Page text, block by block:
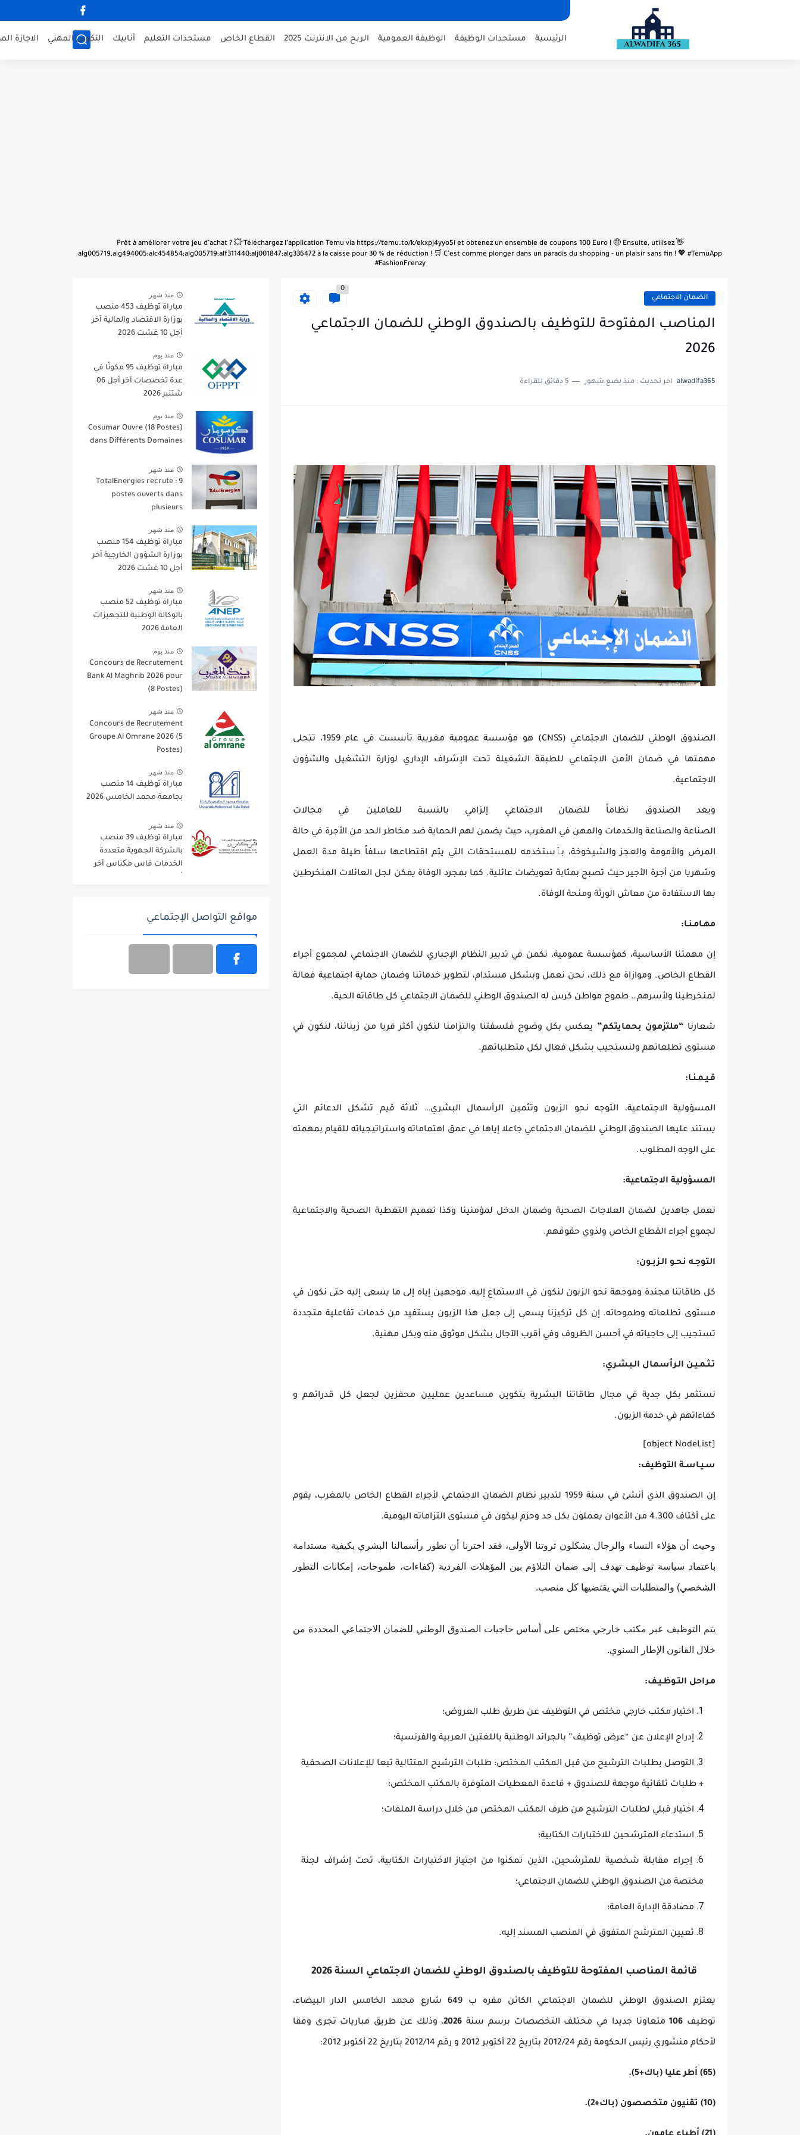
الرئيسية مستجدات الوظيفة الوظيفة العمومية الربح من الانترنت 2025 القطاع الخاص مستجدات التعليم أنابيك التكوين المهني الاجازة
👋 Prêt à améliorer votre jeu d’achat ? 💥 Téléchargez l’application Temu via https://temu.to/k/ekxpj4yyo5i et obtenez un ensemble de coupons 100 Euro ! 🤑 Ensuite, utilisez
alg005719,alg494005;alc454854;alg005719;alf311440;alj001847;alg336472 à la caisse pour 30 % de réduction ! 🛒 C’est comme plonger dans un paradis du shopping - un plaisir sans fin ! 💖 #TemuApp
#FashionFrenzy
الضمان الاجتماعي
0
المناصب المفتوحة للتوظيف بالصندوق الوطني للضمان الاجتماعي
2026
alwadifa365 اخر تحديث : منذ بضع شهور 5 دقائق للقراءة
الصندوق الوطني للضمان الاجتماعي (CNSS) هو مؤسسة عمومية مغربية تأسست في عام 1959، تتجلى
مهمتها في ضمان الأمن الاجتماعي للطبقة الشغيلة تحت الإشراف الإداري لوزارة التشغيل والشؤون
الاجتماعية.
ويعد الصندوق نظاماً للضمان الاجتماعي إلزامي بالنسبة للعاملين في مجالات
الصناعة والصناعة والخدمات والمهن في المغرب، حيث يضمن لهم الحماية ضد مخاطر الحد من الأجرة في حالة
المرض والأمومة والعجز والشيخوخة، بٱستخدمه للمستحقات التي يتم اقتطاعها سلفاً طيلة مدة العمل
وشهريا من أجرة الأجير حيث تصبح بمثابة تعويضات عائلية. كما بمجرد الوفاة يمكن لجل العائلات المنخرطين
بها الاستفادة من معاش الورثة ومنحة الوفاة.
مهـامـنـا:
إن مهمتنا الأساسية، كمؤسسة عمومية، تكمن في تدبير النظام الإجباري للضمان الاجتماعي لمجموع أجراء
القطاع الخاص. وموازاة مع ذلك، نحن نعمل وبشكل مستدام، لتطوير خدماتنا وضمان حماية اجتماعية فعالة
لمنخرطينا ولأسرهم… طموح مواطن كرس له الصندوق الوطني للضمان الاجتماعي كل طاقاته الحية.
شعارنا “ملتزمون بحمايتكم” يعكس بكل وضوح فلسفتنا والتزامنا لنكون أكثر قربا من زبنائنا، لنكون في
مستوى تطلعاتهم ولنستجيب بشكل فعال لكل متطلباتهم.
قـيـمـنـا:
المسؤولية الاجتماعية، التوجه نحو الزبون وتثمين الرأسمال البشري… ثلاثة قيم تشكل الدعائم التي
يستندعليها الصندوق الوطني للضمان الاجتماعي جاعلا إياها في عمق اهتماماته واستراتيجياته للقيام بمهمته
على الوجه المطلوب.
المسؤولية الاجتماعية:
نعمل جاهدين لضمان العلاجات الصحية وضمان الدخل لمؤمنينا وكذا تعميم التغطية الصحية والاجتماعية
لجموع أجراء القطاع الخاص ولذوي حقوقهم.
التوجـه نحـو الـزبـون:
كل طاقاتنا مجندة وموجهة نحو الزبون لنكون في الاستماع إليه، موجهين إياه إلى ما يسعى إليه حتى نكون في
مستوى تطلعاته وطموحاته. إن كل تركيزنا يسعى إلى جعل هذا الزبون يستفيد من خدمات تفاعلية متجددة
تستجيب إلى حاجياته في أحسن الظروف وفي أقرب الآجال بشكل موثوق منه وبكل مهنية.
تـثـمـيـن الـرأسمال الـبـشـري:
نستثمر بكل جدية في مجال طاقاتنا البشرية بتكوين مساعدين عمليين محفزين لجعل كل قدراتهم و
كفاءاتهم في خدمة الزبون.
[object NodeList]
سـيـاسـة التوظيف:
إن الصندوق الذي أنشئ في سنة 1959 لتدبير نظام الضمان الاجتماعي لأجراء القطاع الخاص بالمغرب، يقوم
على أكتاف 4.300 من الأعوان يعملون بكل جد وحزم ليكون في مستوى التزاماته اليومية.
وحيث أن هؤلاء النساء والرجال يشكلون ثروتنا الأولى، فقد اخترنا أن نطور رأسمالنا البشري بكيفية مستدامة
باعتماد سياسة توظيف تهدف إلى ضمان التلاؤم بين المؤهلات الفردية (كفاءات، طموحات، إمكانات التطور
الشخصي) والمتطلبات التي يقتضيها كل منصب.
يتم التوظيف عبر مكتب خارجي مختص على أساس حاجيات الصندوق الوطني للضمان الاجتماعي المحددة من
خلال القانون الإطار السنوي.
مـراحل التـوظـيـف:
اختيار مكتب خارجي مختص في التوظيف عن طريق طلب العروض؛
إدراج الإعلان عن “عرض توظيف” بالجرائد الوطنية باللغتين العربية والفرنسية؛
التوصل بطلبات الترشيح من قبل المكتب المختص: طلبات الترشيح المتتالية تبعا للإعلانات الصحفية
+ طلبات تلقائية موجهة للصندوق + قاعدة المعطيات المتوفرة بالمكتب المختص؛
اختيار قبلي لطلبات الترشيح من طرف المكتب المختص من خلال دراسة الملفات؛
استدعاء المترشحين للاختبارات الكتابية؛
إجراء مقابلة شخصية للمترشحين، الذين تمكنوا من اجتياز الاختبارات الكتابية، تحت إشراف لجنة
مختصة من الصندوق الوطني للضمان الاجتماعي؛
مصادقة الإدارة العامة؛
تعيين المترشح المتفوق في المنصب المسند إليه.
قائمة المناصب المفتوحة للتوظيف بالصندوق الوطني للضمان الاجتماعي السنة 2026
يعتزم الصندوق الوطني للضمان الاجتماعي الكائن مقره ب 649 شارع محمد الخامس الدار البيضاء،
توظيف 106متعاونا جديدا في مختلف التخصصات برسم سنة 2026، وذلك عن طريق مباريات تجرى وفقا
لأحكام منشوري رئيس الحكومة رقم 2012/24 بتاريخ 22 أكتوبر 2012 و رقم 2012/14 بتاريخ 22 أكتوبر 2012:
(65) أطر عليا (باك+5).
(10) تقنيون متخصصون (باك+2).
منذ شهر
مباراة توظيف 453 منصب
بوزارة الاقتصاد والمالية آخر
أجل 10 غشت 2026
منذ يوم
مباراة توظيف 95 مكونًا في
عدة تخصصات آخر أجل 06
شتنبر 2026
منذ يوم
Cosumar Ouvre (18 Postes)
dans Différents Domaines
منذ شهر
TotalEnergies recrute : 9
postes ouverts dans
plusieurs
منذ شهر
مباراة توظيف 154 منصب
بوزارة الشؤون الخارجية آخر
أجل 10 غشت 2026
منذ شهر
مباراة توظيف 52 منصب
بالوكالة الوطنية للتجهيزات
العامة 2026
منذ يوم
Concours de Recrutement
Bank Al Maghrib 2026 pour
(8 Postes)
منذ شهر
Concours de Recrutement
Groupe Al Omrane 2026 (5
Postes)
منذ شهر
مباراة توظيف 14 منصب
بجامعة محمد الخامس 2026
منذ شهر
مباراة توظيف 39 منصب
بالشركة الجهوية متعددة
الخدمات فاس مکناس آخر
مواقع التواصل الإجتماعي